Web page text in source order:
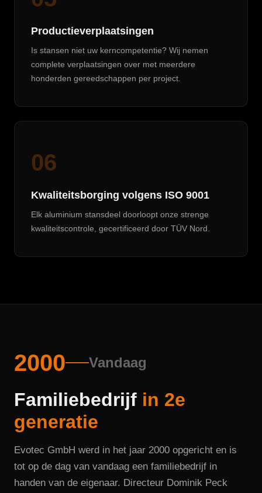
Productieverplaatsingen
Is stansen niet uw kerncompetentie? Wij nemen
complete verplaatsingen over met meerdere
honderden gereedschappen per project.
06
Kwaliteitsborging volgens ISO 9001
Elk aluminium stansdeel doorloopt onze strenge
kwaliteitscontrole, gecertificeerd door TÜV Nord.
2000 Vandaag
Familiebedrijf in 2e
generatie
Evotec GmbH werd in het jaar 2000 opgericht en is
tot op de dag van vandaag een familiebedrijf in
handen van de eigenaar. Directeur Dominik Peck